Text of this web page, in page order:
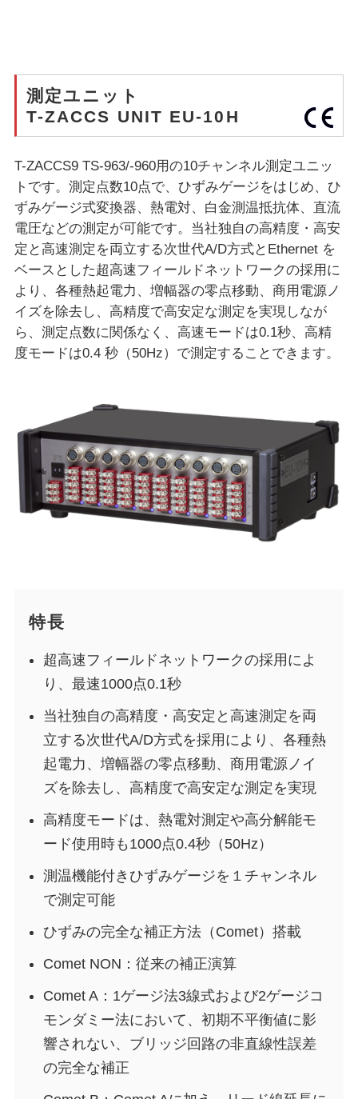
測定ユニット
T-ZACCS UNIT EU-10H
T-ZACCS9 TS-963/-960用の10チャンネル測定ユニッ
トです。測定点数10点で、ひずみゲージをはじめ、ひ
ずみゲージ式変換器、熱電対、白金測温抵抗体、直流
電圧などの測定が可能です。当社独自の高精度・高安
定と高速測定を両立する次世代A/D方式とEthernet を
ベースとした超高速フィールドネットワークの採用に
より、各種熱起電力、増幅器の零点移動、商用電源ノ
イズを除去し、高精度で高安定な測定を実現しなが
ら、測定点数に関係なく、高速モードは0.1秒、高精
度モードは0.4 秒（50Hz）で測定することできます。
特長
超高速フィールドネットワークの採用によ
り、最速1000点0.1秒
当社独自の高精度・高安定と高速測定を両
立する次世代A/D方式を採用により、各種熱
起電力、増幅器の零点移動、商用電源ノイ
ズを除去し、高精度で高安定な測定を実現
高精度モードは、熱電対測定や高分解能モ
ード使用時も1000点0.4秒（50Hz）
測温機能付きひずみゲージを１チャンネル
で測定可能
ひずみの完全な補正方法（Comet）搭載
Comet NON：従来の補正演算
Comet A：1ゲージ法3線式および2ゲージコ
モンダミー法において、初期不平衡値に影
響されない、ブリッジ回路の非直線性誤差
の完全な補正